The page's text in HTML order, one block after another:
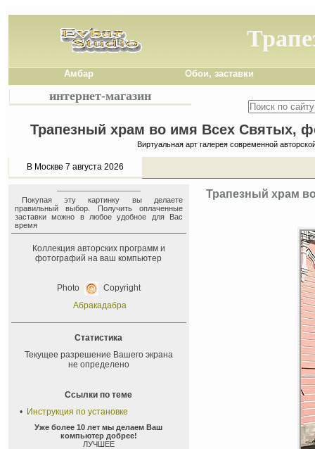
Амбар Обои, заставки
интернет-магазин
Трапезный храм во имя Всех Святых,
Виртуальная арт галерея современной
В Москве 7 августа 2026
Покупая эту картинку вы делаете
правильный выбор. Получить оплаченные
заставки можно в любое удобное для Вас
время
Коллекция авторских программ и
фотографий на ваш компьютер
Photo
Copyright
Абракадабра
Статистика
Текущее разрешение Вашего экрана
не определено
Ссылки по теме
• Инструкция по установке
Уже более 10 лет мы делаем Ваш
компьютер добрее!
ЛУЧШЕЕ
Трапезный храм